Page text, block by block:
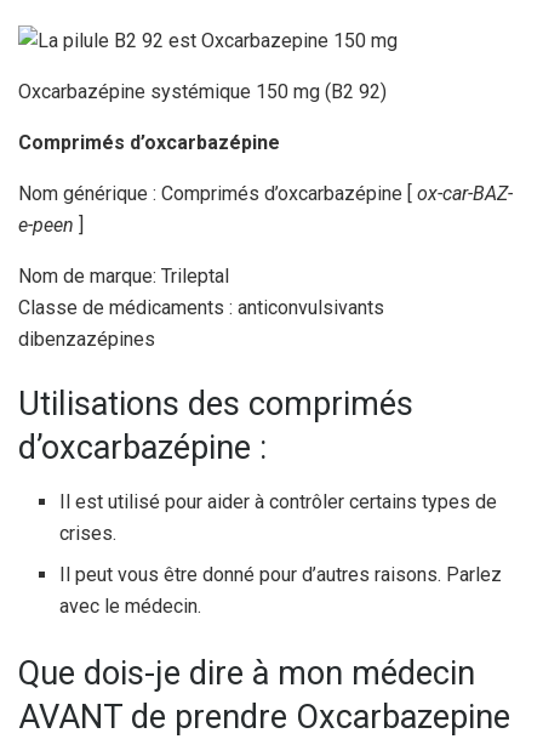
Oxcarbazépine systémique 150 mg (B2 92)
Comprimés d’oxcarbazépine
Nom générique : Comprimés d’oxcarbazépine [ ox-car-BAZ-
e-peen ]
Nom de marque: Trileptal
Classe de médicaments : anticonvulsivants
dibenzazépines
Utilisations des comprimés
d’oxcarbazépine :
Il est utilisé pour aider à contrôler certains types de
crises.
Il peut vous être donné pour d’autres raisons. Parlez
avec le médecin.
Que dois-je dire à mon médecin
AVANT de prendre Oxcarbazepine